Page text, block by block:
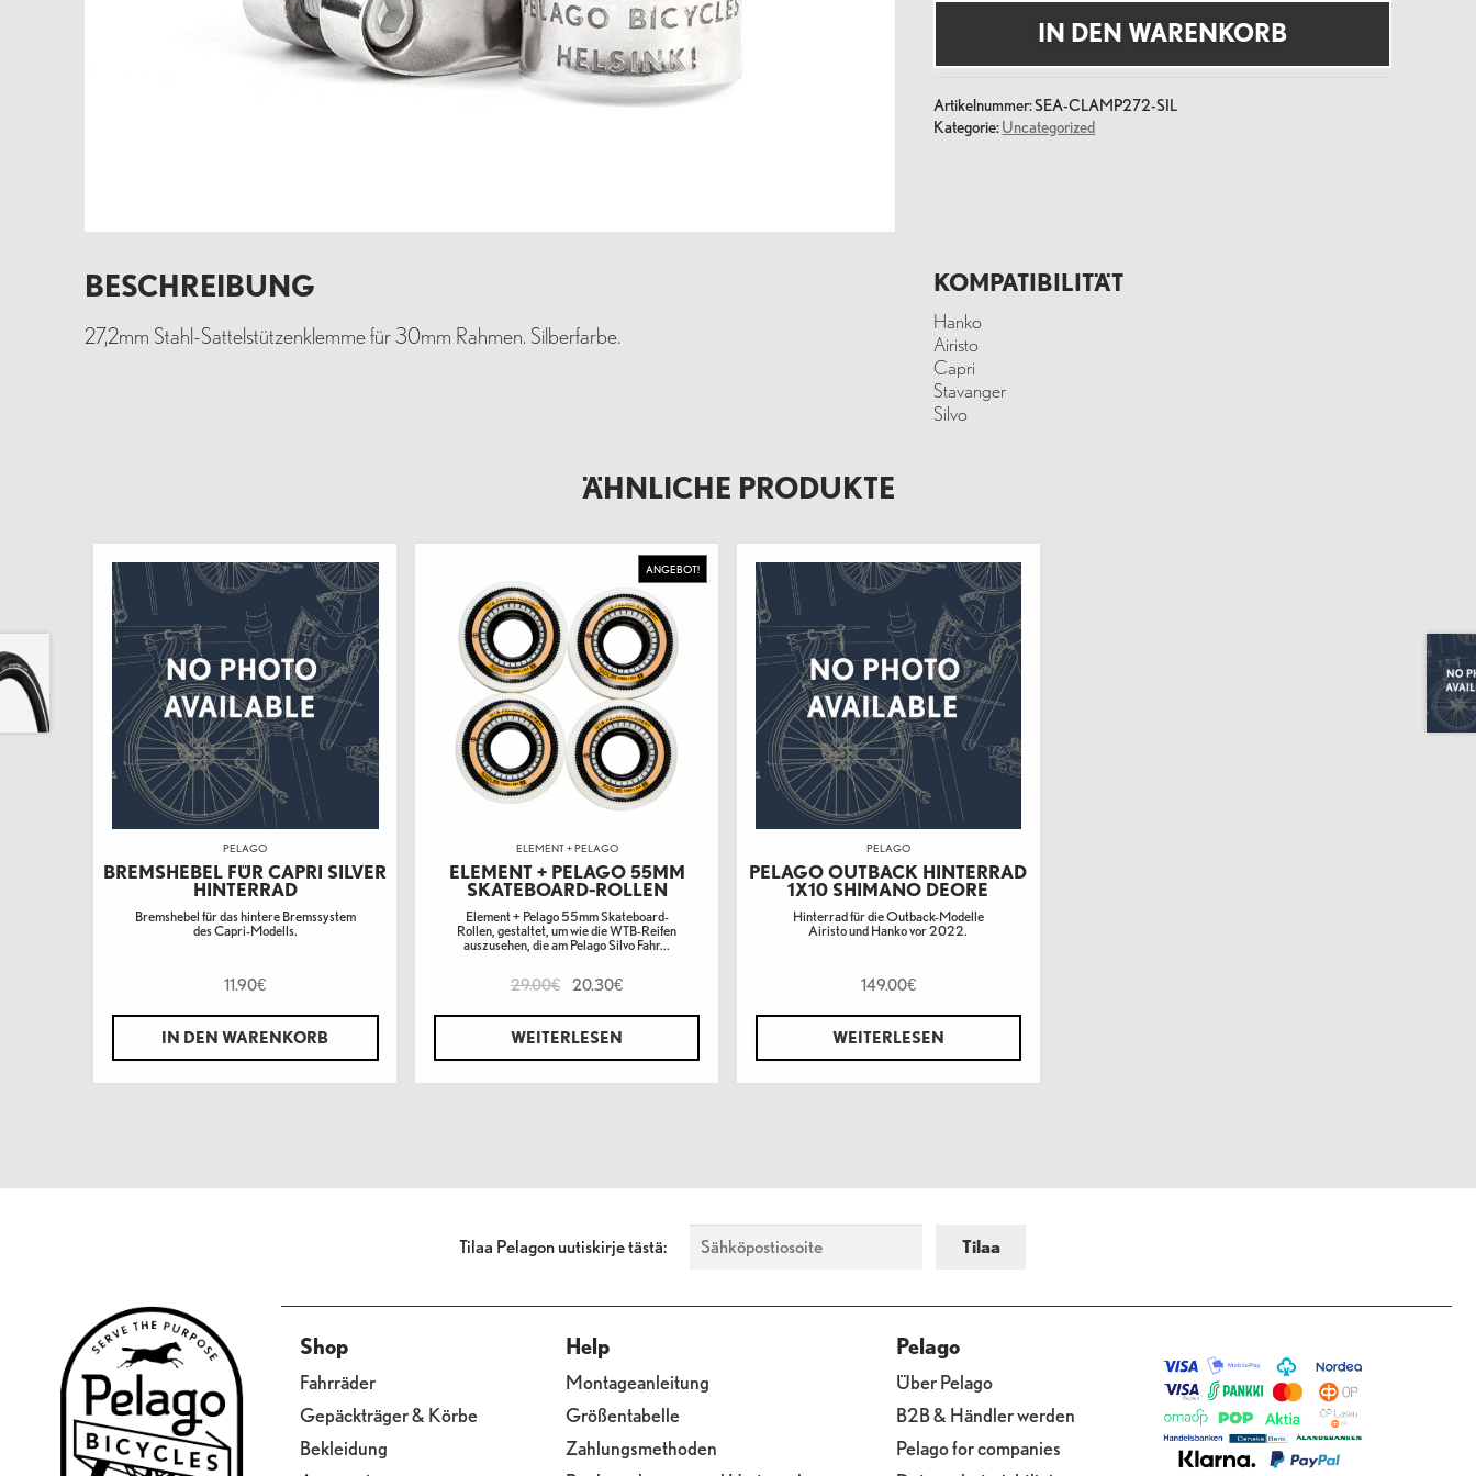
Menge
IN DEN WARENKORB
Artikelnummer:SEA-CLAMP272-SIL
Kategorie:Uncategorized
BESCHREIBUNG
27,2mm Stahl-Sattelstützenklemme für 30mm Rahmen. Silberfarbe.
KOMPATIBILITÄT
Hanko
Airisto
Capri
Stavanger
Silvo
ÄHNLICHE PRODUKTE
PELAGO
BREMSHEBEL FÜR CAPRI SILVER
HINTERRAD
Bremshebel für das hintere Bremssystem
des Capri-Modells.
11.90€
IN DEN WARENKORB
ELEMENT + PELAGO
ELEMENT + PELAGO 55MM
SKATEBOARD-ROLLEN
Element + Pelago 55mm Skateboard-
Rollen, gestaltet, um wie die WTB-Reifen
auszusehen, die am Pelago Silvo Fahr...
ANGEBOT!
29.00€ 20.30€
WEITERLESEN
PELAGO
PELAGO OUTBACK HINTERRAD
1X10 SHIMANO DEORE
Hinterrad für die Outback-Modelle
Airisto und Hanko vor 2022.
149.00€
WEITERLESEN
Tilaa Pelagon uutiskirje tästä:
Shop
Fahrräder
Gepäckträger & Körbe
Bekleidung
Help
Montageanleitung
Größentabelle
Zahlungsmethoden
Pelago
Über Pelago
B2B & Händler werden
Pelago for companies